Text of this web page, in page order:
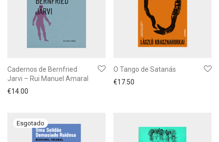
Cadernos de Bernfried
Jarvi – Rui Manuel Amaral
€14.00
O Tango de Satanás
€17.50